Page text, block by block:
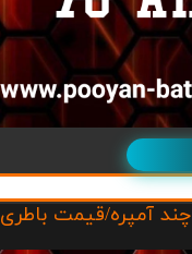
باتری هیوندایi30 چند آمپره/قیمت باطری